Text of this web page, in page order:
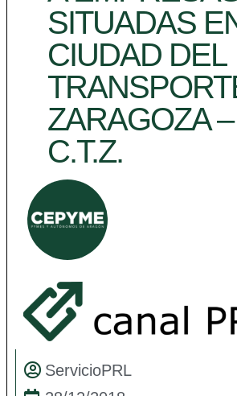
SITUADAS
CIUDAD DEL
ZARAGOZA –
C.T.Z.
ServicioPRL